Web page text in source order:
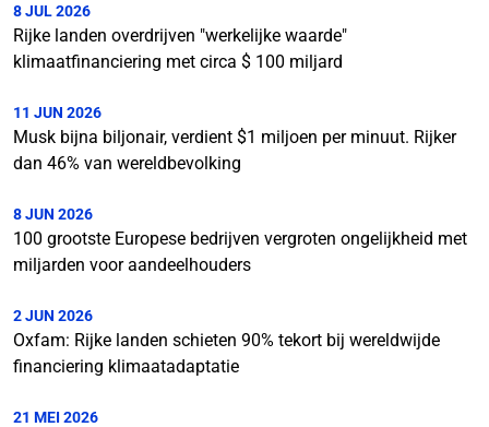
8 JUL 2026
Rijke landen overdrijven "werkelijke waarde"
klimaatfinanciering met circa $ 100 miljard
11 JUN 2026
Musk bijna biljonair, verdient $1 miljoen per minuut. Rijker
dan 46% van wereldbevolking
8 JUN 2026
100 grootste Europese bedrijven vergroten ongelijkheid met
miljarden voor aandeelhouders
2 JUN 2026
Oxfam: Rijke landen schieten 90% tekort bij wereldwijde
financiering klimaatadaptatie
21 MEI 2026